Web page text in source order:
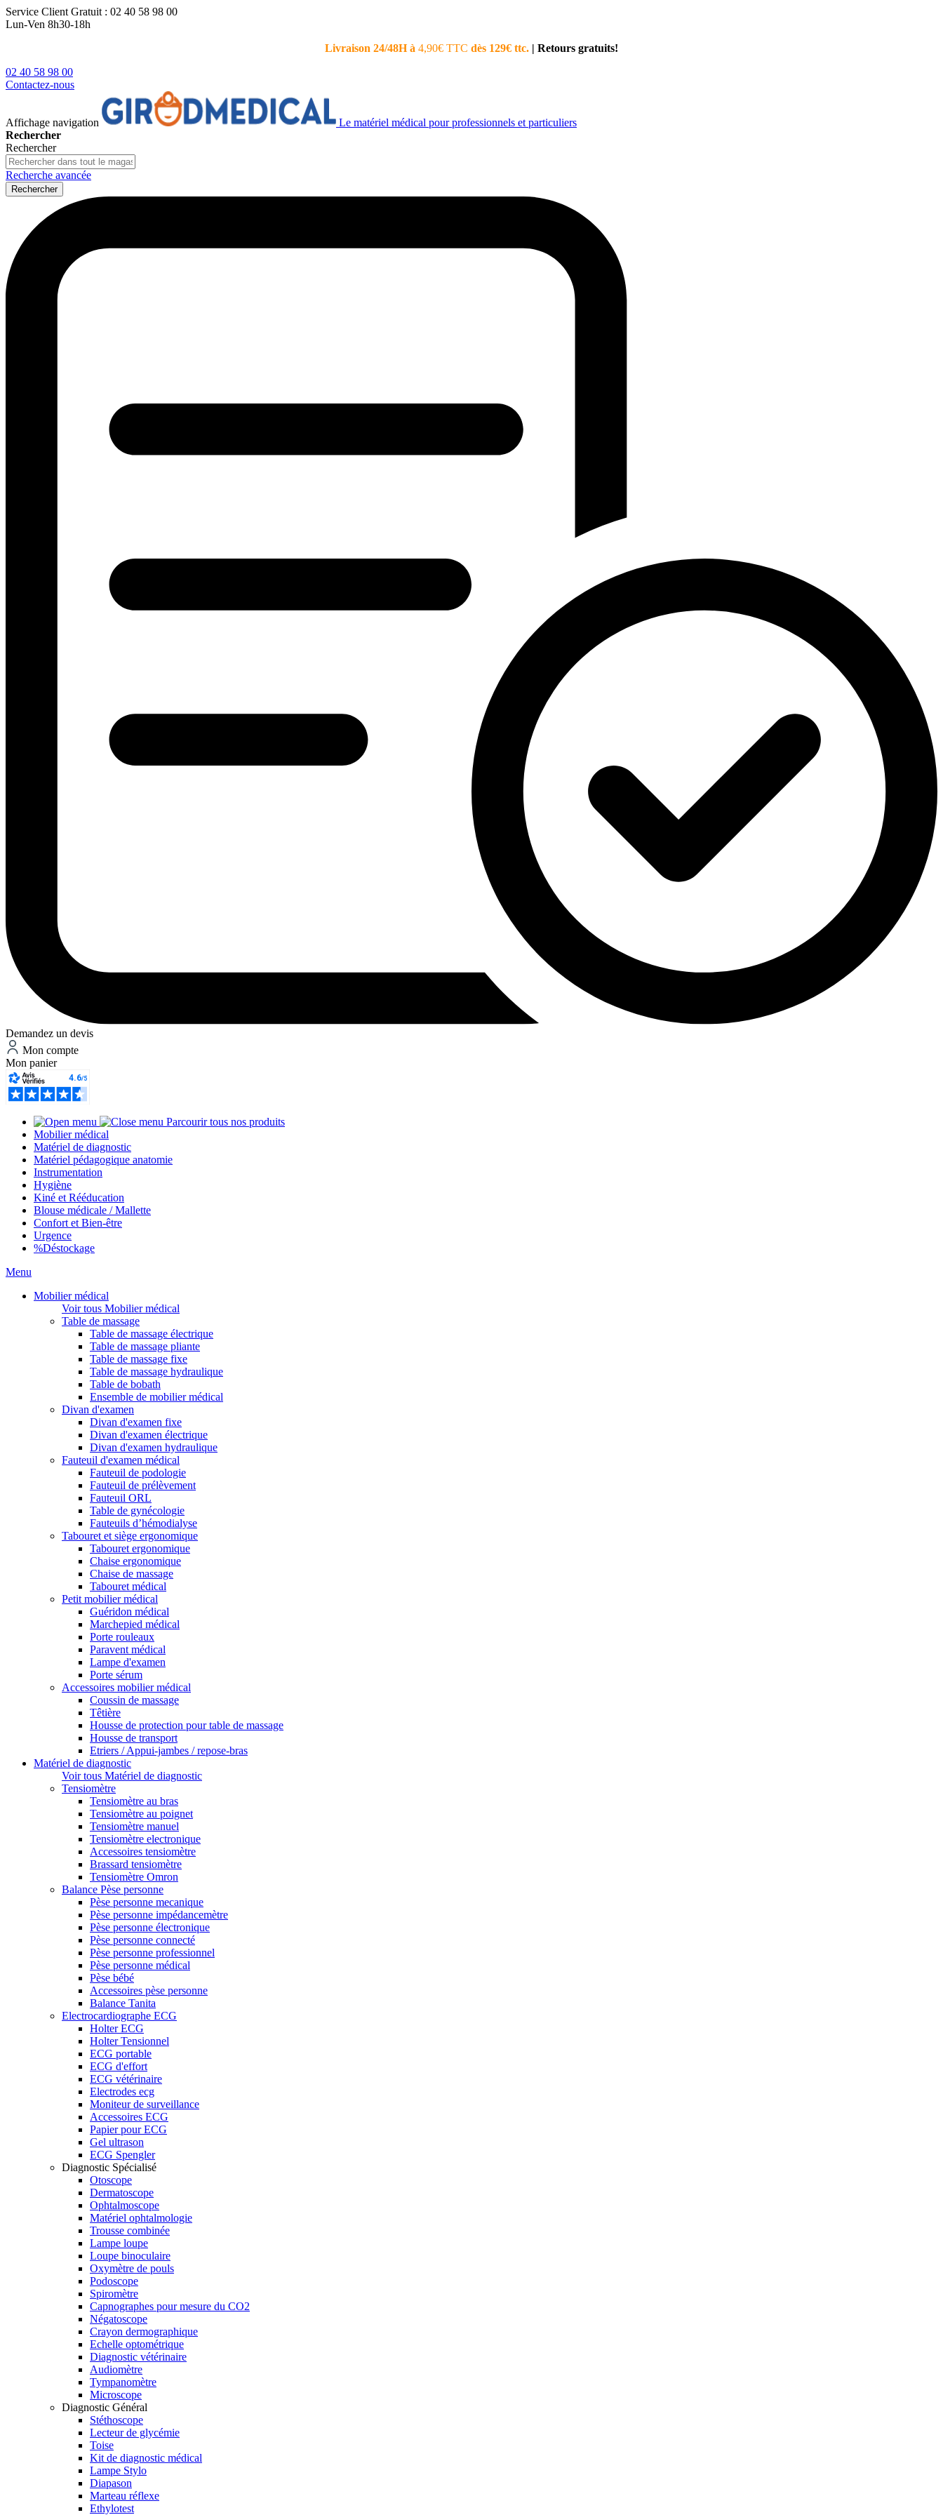
Service Client Gratuit : 02 40 58 98 00
Lun-Ven 8h30-18h
Livraison 24/48H à 4,90€ TTC dès 129€ ttc. | Retours gratuits!
02 40 58 98 00
Contactez-nous
Affichage navigation
Le matériel médical pour professionnels et particuliers
Rechercher
Rechercher
Recherche avancée
Rechercher
Demandez un devis
Mon compte
Mon panier
Parcourir tous nos produits
Mobilier médical
Matériel de diagnostic
Matériel pédagogique anatomie
Instrumentation
Hygiène
Kiné et Rééducation
Blouse médicale / Mallette
Confort et Bien-être
Urgence
%Déstockage
Menu
Mobilier médical
Voir tous Mobilier médical
Table de massage
Table de massage électrique
Table de massage pliante
Table de massage fixe
Table de massage hydraulique
Table de bobath
Ensemble de mobilier médical
Divan d'examen
Divan d'examen fixe
Divan d'examen électrique
Divan d'examen hydraulique
Fauteuil d'examen médical
Fauteuil de podologie
Fauteuil de prélèvement
Fauteuil ORL
Table de gynécologie
Fauteuils d’hémodialyse
Tabouret et siège ergonomique
Tabouret ergonomique
Chaise ergonomique
Chaise de massage
Tabouret médical
Petit mobilier médical
Guéridon médical
Marchepied médical
Porte rouleaux
Paravent médical
Lampe d'examen
Porte sérum
Accessoires mobilier médical
Coussin de massage
Têtière
Housse de protection pour table de massage
Housse de transport
Etriers / Appui-jambes / repose-bras
Matériel de diagnostic
Voir tous Matériel de diagnostic
Tensiomètre
Tensiomètre au bras
Tensiomètre au poignet
Tensiomètre manuel
Tensiomètre electronique
Accessoires tensiomètre
Brassard tensiomètre
Tensiomètre Omron
Balance Pèse personne
Pèse personne mecanique
Pèse personne impédancemètre
Pèse personne électronique
Pèse personne connecté
Pèse personne professionnel
Pèse personne médical
Pèse bébé
Accessoires pèse personne
Balance Tanita
Electrocardiographe ECG
Holter ECG
Holter Tensionnel
ECG portable
ECG d'effort
ECG vétérinaire
Electrodes ecg
Moniteur de surveillance
Accessoires ECG
Papier pour ECG
Gel ultrason
ECG Spengler
Diagnostic Spécialisé
Otoscope
Dermatoscope
Ophtalmoscope
Matériel ophtalmologie
Trousse combinée
Lampe loupe
Loupe binoculaire
Oxymètre de pouls
Podoscope
Spiromètre
Capnographes pour mesure du CO2
Négatoscope
Crayon dermographique
Echelle optométrique
Diagnostic vétérinaire
Audiomètre
Tympanomètre
Microscope
Diagnostic Général
Stéthoscope
Lecteur de glycémie
Toise
Kit de diagnostic médical
Lampe Stylo
Diapason
Marteau réflexe
Ethylotest